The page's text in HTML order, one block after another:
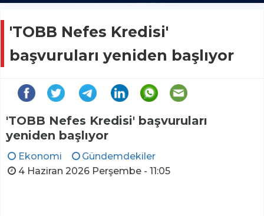
'TOBB Nefes Kredisi'
başvuruları yeniden başlıyor
'TOBB Nefes Kredisi' başvuruları
yeniden başlıyor
Ekonomi
Gündemdekiler
4 Haziran 2026 Perşembe - 11:05